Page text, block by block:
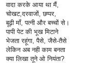
वादा करके आया था मैं,
चोखट,दरवाजों, छप्पर,
बूढ़ी माँ, पत्नी और बच्चों से।
पापी पेट की भूख मिटाने
भेजता रहूंगा, पैसे, जैसे-तैसे
लेकिन अब नही काम बनता
क्या लिखा तूने ओ नियंता?